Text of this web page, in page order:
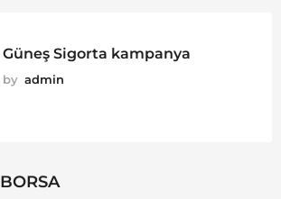
Güneş Sigorta kampanya
by admin
BORSA